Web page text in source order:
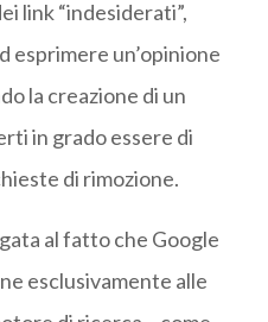
link “indesiderati”,
esprimere un’opinione
la creazione di un
in grado essere di
di rimozione.
al fatto che Google
esclusivamente alle